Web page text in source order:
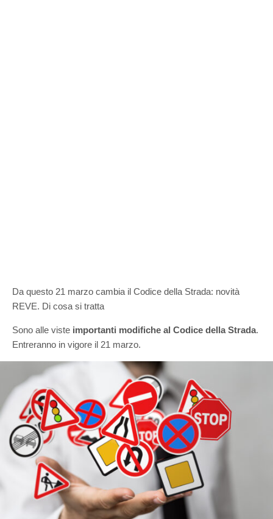
Da questo 21 marzo cambia il Codice della Strada: novità
REVE. Di cosa si tratta
Sono alle viste importanti modifiche al Codice della Strada.
Entreranno in vigore il 21 marzo.